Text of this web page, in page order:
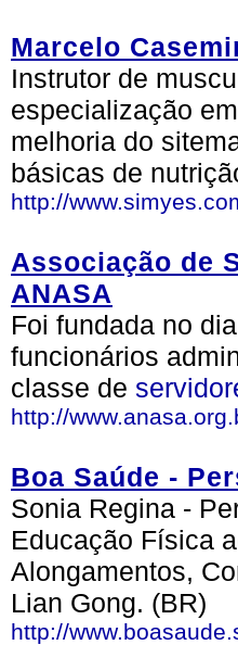
Marcelo
Instrutor de
especialização
melhoria do
básicas de
http://
Associação de
ANASA
Foi fundada no
funcionários
classe de
http://
Boa Saúde -
Sonia Regina -
Educação Física
Alongamentos,
Lian Gong. (BR)
http://